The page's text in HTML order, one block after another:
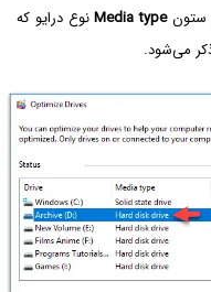
ستونMedia typeنوع درایو که
می‌شود.